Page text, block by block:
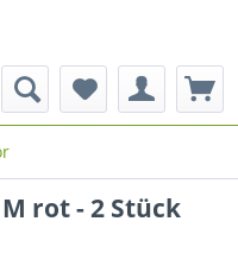
rot - 2 Stück